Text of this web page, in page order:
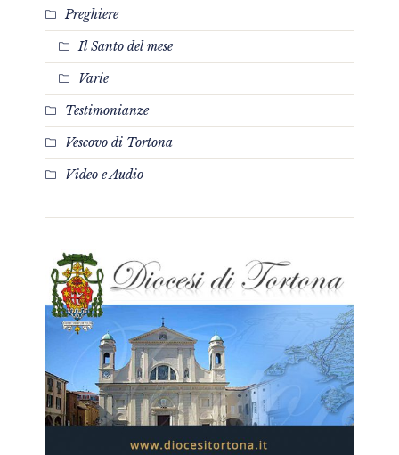
Preghiere
Il Santo del mese
Varie
Testimonianze
Vescovo di Tortona
Video e Audio